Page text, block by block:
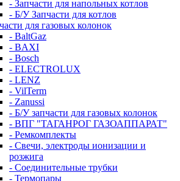
- Запчасти для напольных котлов
- Б/У Запчасти для котлов
для газовых колонок
- BaltGaz
- BAXI
- Bosch
- ELECTROLUX
- LENZ
- VilTerm
- Zanussi
- Б/У запчасти для газовых колонок
- ВПГ "ТАГАНРОГ ГАЗОАППАРАТ"
- Ремкомплекты
- Свечи, электроды ионизации и
розжига
- Соединительные трубки
- Термопары